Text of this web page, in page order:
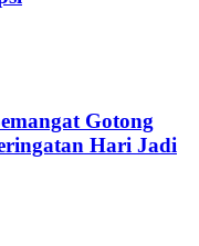
Gotong
Hari Jadi